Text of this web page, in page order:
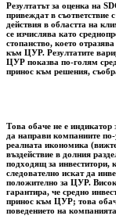
Резултатът за оценка на
привеждат в съответствие
действия в областта на
се изчислява като
стопанство, което
към ЦУР. Резултатите
ЦУР показва по-голям
принос към решения,
Това обаче не е индикатор
да направи компаниите
реалната икономика
въздействие в долния
подходящ за инвеститори,
следователно искат да
положително за ЦУР.
гарантира, че средно
принос към ЦУР; това
поведението на